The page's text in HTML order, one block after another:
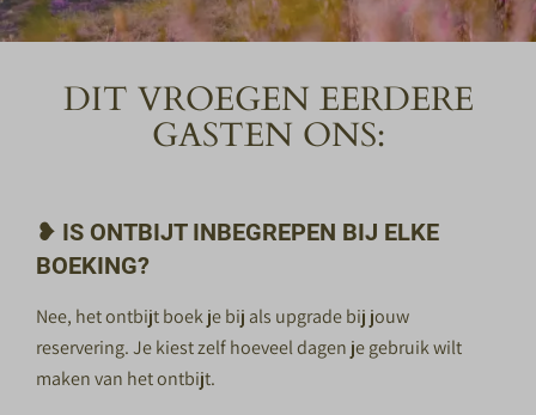
DIT VROEGEN EERDERE
GASTEN ONS:
❥ IS ONTBIJT INBEGREPEN BIJ ELKE
BOEKING?
Nee, het ontbijt boek je bij als upgrade bij jouw
reservering. Je kiest zelf hoeveel dagen je gebruik wilt
maken van het ontbijt.